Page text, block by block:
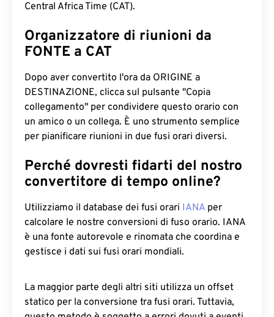
Central Africa Time (CAT).
Organizzatore di riunioni da
FONTE a CAT
Dopo aver convertito l'ora da ORIGINE a
DESTINAZIONE, clicca sul pulsante "Copia
collegamento" per condividere questo orario con
un amico o un collega. È uno strumento semplice
per pianificare riunioni in due fusi orari diversi.
Perché dovresti fidarti del nostro
convertitore di tempo online?
Utilizziamo il database dei fusi orari IANA per
calcolare le nostre conversioni di fuso orario. IANA
è una fonte autorevole e rinomata che coordina e
gestisce i dati sui fusi orari mondiali.
La maggior parte degli altri siti utilizza un offset
statico per la conversione tra fusi orari. Tuttavia,